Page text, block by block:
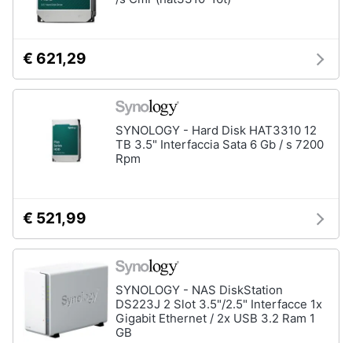
€ 621,29
SYNOLOGY - Hard Disk HAT3310 12
TB 3.5" Interfaccia Sata 6 Gb / s 7200
Rpm
€ 521,99
SYNOLOGY - NAS DiskStation
DS223J 2 Slot 3.5"/2.5" Interfacce 1x
Gigabit Ethernet / 2x USB 3.2 Ram 1
GB